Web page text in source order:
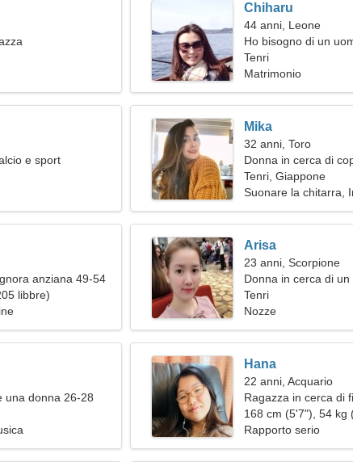
Chiharu
44 anni, Leone
Ho bisogno di un
insieme
Tenri
Matrimonio
e sport
Mika
32 anni, Toro
Donna in cerca di
Tenri, Giappone
Suonare la chitarra,
anziana 49-54
libbre)
Arisa
23 anni, Scorpione
Donna in cerca di un
Tenri
Nozze
una donna 26-28
Hana
22 anni, Acquario
Ragazza in cerca di
168 cm (5'7"), 54 kg
Rapporto serio